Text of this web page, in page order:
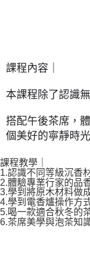
課程內容｜
本課程除了認識
搭配午後茶席，
個美好的寧靜時光
課程教學
1.認識不同等級沉香
2.體驗專業行家的品
3.學到將原木材料做
4.學到電香爐操作方
5.喝一款適合秋冬的
6.茶席美學與泡茶知